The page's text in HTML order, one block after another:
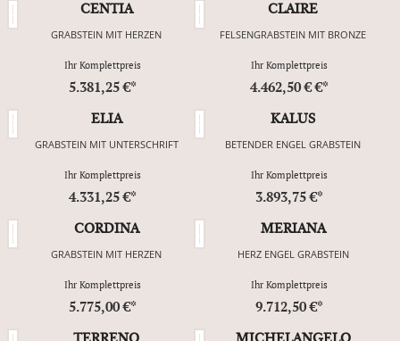
CENTIA
GRABSTEIN MIT HERZEN
Ihr Komplettpreis
5.381,25 €*
CLAIRE
FELSENGRABSTEIN MIT BRONZE
Ihr Komplettpreis
4.462,50 € €*
ELIA
GRABSTEIN MIT UNTERSCHRIFT
Ihr Komplettpreis
4.331,25 €*
KALUS
BETENDER ENGEL GRABSTEIN
Ihr Komplettpreis
3.893,75 €*
CORDINA
GRABSTEIN MIT HERZEN
Ihr Komplettpreis
5.775,00 €*
MERIANA
HERZ ENGEL GRABSTEIN
Ihr Komplettpreis
9.712,50 €*